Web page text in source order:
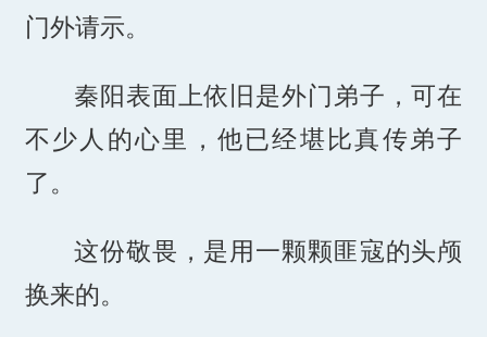
门外请示。
秦阳表面上依旧是外门弟子，可在
不少人的心里，他已经堪比真传弟子
了。
这份敬畏，是用一颗颗匪寇的头颅
换来的。